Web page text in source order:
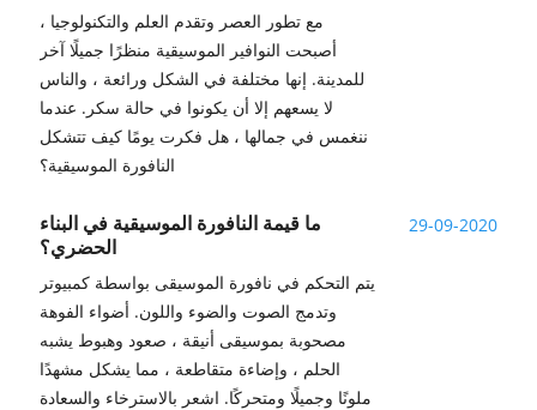
مع تطور العصر وتقدم العلم والتكنولوجيا ،
أصبحت النوافير الموسيقية منظرًا جميلًا آخر
للمدينة. إنها مختلفة في الشكل ورائعة ، والناس
لا يسعهم إلا أن يكونوا في حالة سكر. عندما
ننغمس في جمالها ، هل فكرت يومًا كيف تتشكل
النافورة الموسيقية؟
29-09-2020
ما قيمة النافورة الموسيقية في البناء
الحضري؟
يتم التحكم في نافورة الموسيقى بواسطة كمبيوتر
وتدمج الصوت والضوء واللون. أضواء الفوهة
مصحوبة بموسيقى أنيقة ، صعود وهبوط يشبه
الحلم ، وإضاءة متقاطعة ، مما يشكل مشهدًا
ملونًا وجميلًا ومتحركًا. اشعر بالاسترخاء والسعادة